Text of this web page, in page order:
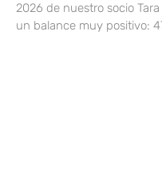
2026 de nuestro socio
un balance muy positivo: